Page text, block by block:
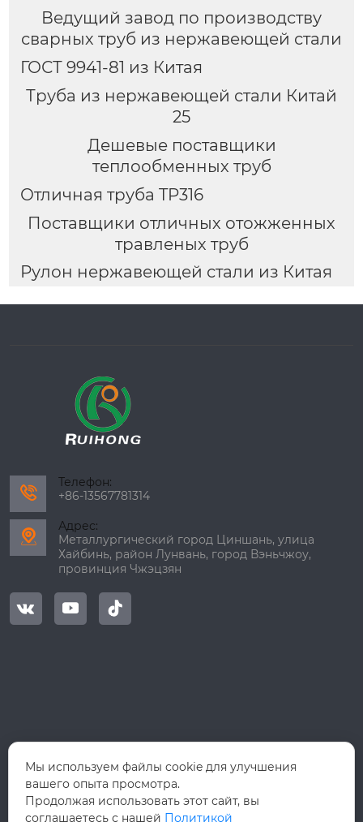
Ведущий завод по производству
сварных труб из нержавеющей стали
ГОСТ 9941-81 из Китая
Труба из нержавеющей стали Китай
25
Дешевые поставщики
теплообменных труб
Отличная труба TP316
Поставщики отличных отожженных
травленых труб
Рулон нержавеющей стали из Китая

Телефон:
+86-13567781314

Адрес:
Металлургический город Циншань, улица
Хайбинь, район Лунвань, город Вэньчжоу,
провинция Чжэцзян
  
Мы используем файлы cookie для улучшения
вашего опыта просмотра.
Продолжая использовать этот сайт, вы
соглашаетесь с нашей Политикой